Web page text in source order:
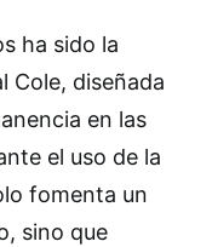
ha sido la
Cole, diseñada
en las
el uso de la
fomenta un
sino que